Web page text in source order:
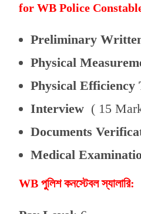
for WB Police
Preliminary
Physical
Physical Efficiency
Interview ( 15
Documents
Medical
WB পুলিশ কনস্টেবল স্যালারি: